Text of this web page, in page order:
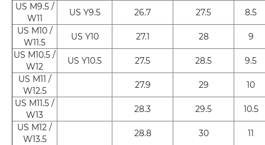
US M9.5 /
W11
US Y9.5 26.7 27.5
8.5
US M10 /
W11.5
US Y10 27.1 28
9
US M10.5 /
W12
US Y10.5 27.5 28.5
9.5
US M11 /
W12.5
27.9 29
10
US M11.5 /
W13
28.3 29.5
10.5
US M12 /
W13.5
28.8 30
11